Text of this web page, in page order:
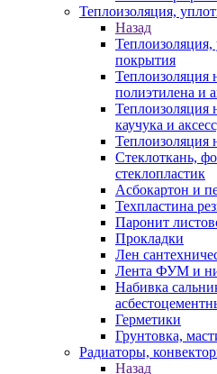
Теплоизоляция,
Назад
покрытия
Теплоизоляция
полиэтилена и
Теплоизоляция
каучука и
Теплоизоляция
Стеклоткань,
стеклопластик
Асбокартон и
Техпластина
Паронит
Прокладки
Лен
Лента ФУМ и
Набивка
Герметики
Грунтовка,
Радиаторы,
Назад